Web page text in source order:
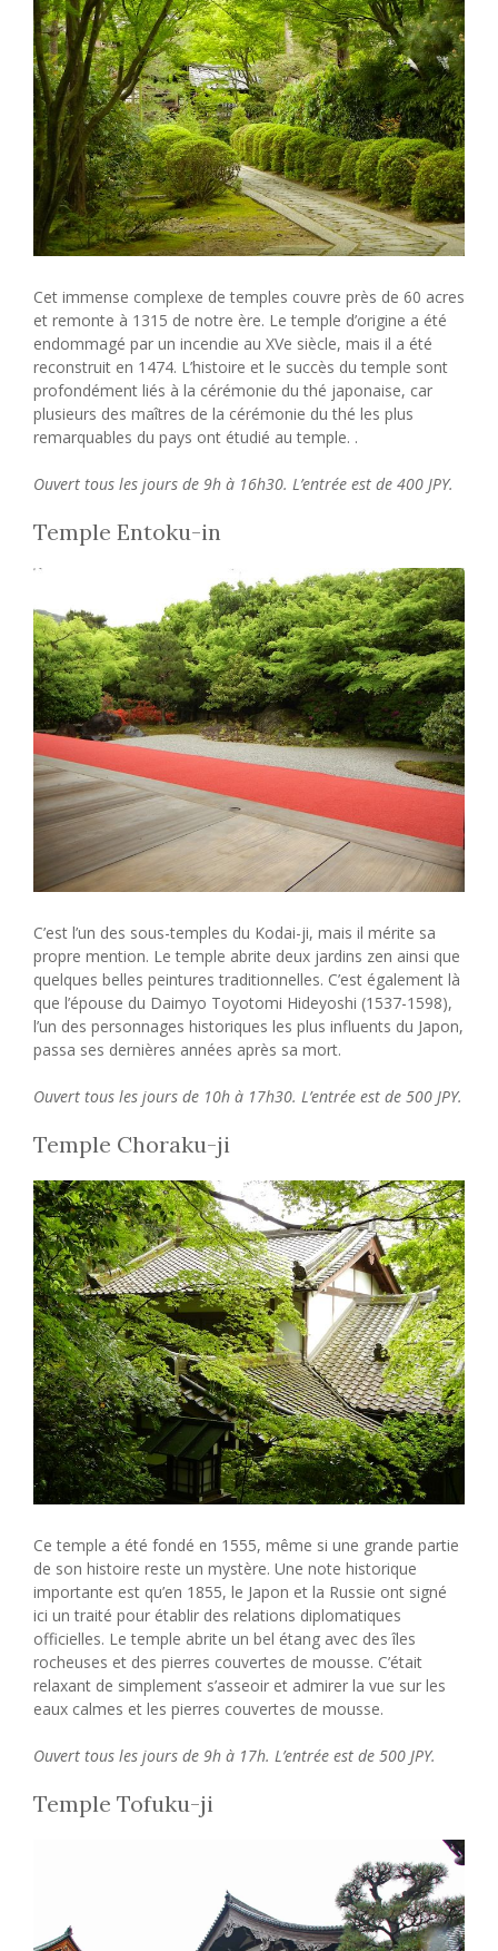
Cet immense complexe de temples couvre près de 60 acres
et remonte à 1315 de notre ère. Le temple d’origine a été
endommagé par un incendie au XVe siècle, mais il a été
reconstruit en 1474. L’histoire et le succès du temple sont
profondément liés à la cérémonie du thé japonaise, car
plusieurs des maîtres de la cérémonie du thé les plus
remarquables du pays ont étudié au temple. .
Ouvert tous les jours de 9h à 16h30. L’entrée est de 400 JPY.
Temple Entoku-in
C’est l’un des sous-temples du Kodai-ji, mais il mérite sa
propre mention. Le temple abrite deux jardins zen ainsi que
quelques belles peintures traditionnelles. C’est également là
que l’épouse du Daimyo Toyotomi Hideyoshi (1537-1598),
l’un des personnages historiques les plus influents du Japon,
passa ses dernières années après sa mort.
Ouvert tous les jours de 10h à 17h30. L’entrée est de 500 JPY.
Temple Choraku-ji
Ce temple a été fondé en 1555, même si une grande partie
de son histoire reste un mystère. Une note historique
importante est qu’en 1855, le Japon et la Russie ont signé
ici un traité pour établir des relations diplomatiques
officielles. Le temple abrite un bel étang avec des îles
rocheuses et des pierres couvertes de mousse. C’était
relaxant de simplement s’asseoir et admirer la vue sur les
eaux calmes et les pierres couvertes de mousse.
Ouvert tous les jours de 9h à 17h. L’entrée est de 500 JPY.
Temple Tofuku-ji